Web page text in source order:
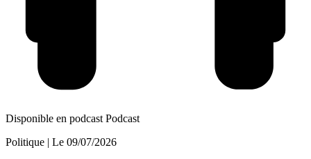
Disponible en podcast Podcast
Politique | Le 09/07/2026